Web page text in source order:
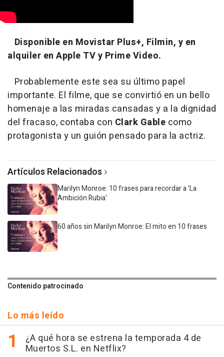
Disponible en Movistar Plus+, Filmin, y en
alquiler en Apple TV y Prime Video.
Probablemente este sea su último papel
importante. El filme, que se convirtió en un bello
homenaje a las miradas cansadas y a la dignidad
del fracaso, contaba con Clark Gable como
protagonista y un guión pensado para la actriz.
Artículos Relacionados
Marilyn Monroe: 10 frases para recordar a 'La
Ambición Rubia'
60 años sin Marilyn Monroe: El mito en 10 frases
Contenido patrocinado
Lo más leído
¿A qué hora se estrena la temporada 4 de
Muertos S.L. en Netflix?